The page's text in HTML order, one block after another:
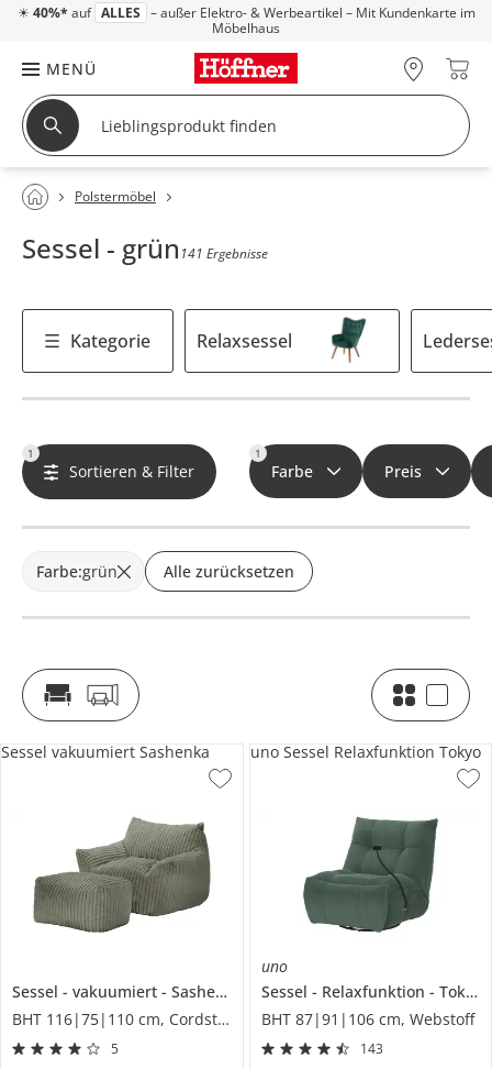
☀ 40%* auf ALLES – außer Elektro- & Werbeartikel – Mit Kundenkarte im
Möbelhaus
MENÜ
Polstermöbel
Sessel - grün 141 Ergebnisse
Kategorie Relaxsessel
1
Sortieren & Filter
1
Farbe Preis
Farbe:grün Alle zurücksetzen
Sessel vakuumiert
Sashenka
BHT 116|75|110 cm, Cordstoff grob
5
Sessel vakuumiert Sashenka
uno
Sessel
Relaxfunktion
Tokyo
BHT 87|91|106 cm, Webstoff
143
uno Sessel Relaxfunktion Tokyo